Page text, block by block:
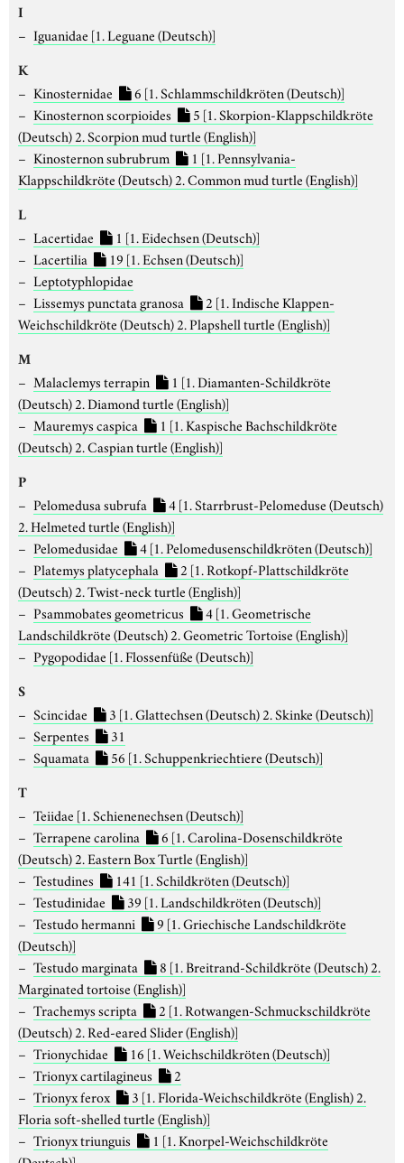
I
Iguanidae [1. Leguane (Deutsch)]
K
Kinosternidae 6 [1. Schlammschildkröten (Deutsch)]
Kinosternon scorpioides
5 [1. Skorpion-Klappschildkröte
(Deutsch) 2. Scorpion mud turtle (English)]
Kinosternon subrubrum
1 [1. Pennsylvania-
Klappschildkröte (Deutsch) 2. Common mud turtle (English)]
L
Lacertidae 1 [1. Eidechsen (Deutsch)]
Lacertilia
19 [1. Echsen (Deutsch)]
Leptotyphlopidae
Lissemys punctata granosa
2 [1. Indische Klappen-
Weichschildkröte (Deutsch) 2. Plapshell turtle (English)]
M
Malaclemys terrapin 1 [1. Diamanten-Schildkröte
(Deutsch) 2. Diamond turtle (English)]
Mauremys caspica
1 [1. Kaspische Bachschildkröte
(Deutsch) 2. Caspian turtle (English)]
P
Pelomedusa subrufa 4[1. Starrbrust-Pelomeduse (Deutsch)
2. Helmeted turtle (English)]
Pelomedusidae
4[1. Pelomedusenschildkröten (Deutsch)]
Platemys platycephala
2 [1. Rotkopf-Plattschildkröte
(Deutsch) 2. Twist-neck turtle (English)]
Psammobates geometricus
4[1. Geometrische
Landschildkröte (Deutsch) 2. Geometric Tortoise (English)]
Pygopodidae [1. Flossenfüße (Deutsch)]
S
Scincidae 3 [1. Glattechsen (Deutsch) 2. Skinke (Deutsch)]
Serpentes
31
Squamata
56 [1. Schuppenkriechtiere (Deutsch)]
T
Teiidae [1. Schienenechsen (Deutsch)]
Terrapene carolina
6 [1. Carolina-Dosenschildkröte
(Deutsch) 2. Eastern Box Turtle (English)]
Testudines
141 [1. Schildkröten (Deutsch)]
Testudinidae
39 [1. Landschildkröten (Deutsch)]
Testudo hermanni
9 [1. Griechische Landschildkröte
(Deutsch)]
Testudo marginata
8 [1. Breitrand-Schildkröte (Deutsch) 2.
Marginated tortoise (English)]
Trachemys scripta
2 [1. Rotwangen-Schmuckschildkröte
(Deutsch) 2. Red-eared Slider (English)]
Trionychidae
16 [1. Weichschildkröten (Deutsch)]
Trionyx cartilagineus
2
Trionyx ferox
3 [1. Florida-Weichschildkröte (English) 2.
Floria soft-shelled turtle (English)]
Trionyx triunguis
1 [1. Knorpel-Weichschildkröte